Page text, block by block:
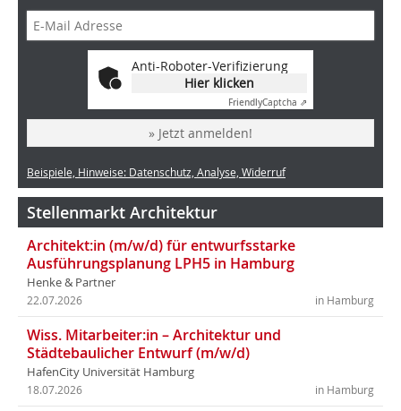
Anti-Roboter-Verifizierung
Hier klicken
FriendlyCaptcha ⇗
» Jetzt anmelden!
Beispiele, Hinweise: Datenschutz, Analyse, Widerruf
Stellenmarkt Architektur
Architekt:in (m/w/d) für entwurfsstarke
Ausführungsplanung LPH5 in Hamburg
Henke & Partner
in Hamburg
22.07.2026
Wiss. Mitarbeiter:in – Architektur und
Städtebaulicher Entwurf (m/w/d)
HafenCity Universität Hamburg
in Hamburg
18.07.2026